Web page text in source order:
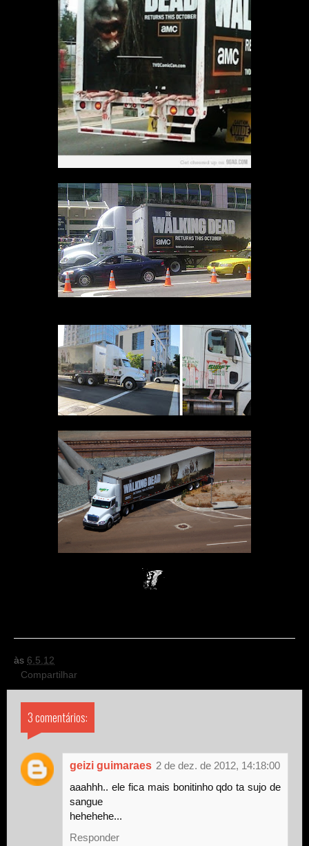
às 6.5.12
Compartilhar
3 comentários:
geizi guimaraes 2 de dez. de 2012, 14:18:00
aaahhh.. ele fica mais bonitinho qdo ta sujo de
sangue
hehehehe...
Responder